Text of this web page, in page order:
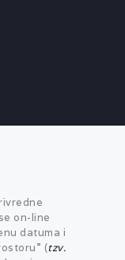
on-line
datuma i
(tzv.